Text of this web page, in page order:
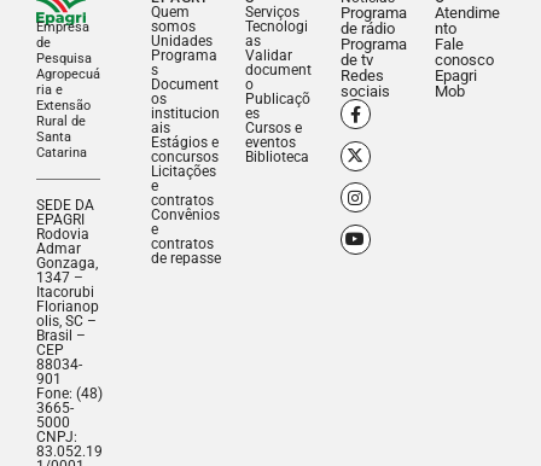
Empresa
de
Pesquisa
Agropecuá
ria e
Extensão
Rural de
Santa
Catarina
SEDE DA
EPAGRI
Rodovia
Admar
Gonzaga,
1347 –
Itacorubi
Florianop
olis, SC –
Brasil –
CEP
88034-
901
Fone: (48)
3665-
5000
CNPJ:
83.052.19
Quem
somos
Unidades
Programa
s
Document
os
institucion
ais
Estágios e
concursos
Licitações
e
contratos
Convênios
e
contratos
de repasse
Serviços
Tecnologi
as
Validar
document
o
Publicaçõ
es
Cursos e
eventos
Biblioteca
Programa
de rádio
Programa
de tv
Redes
sociais
Atendime
nto
Fale
conosco
Epagri
Mob